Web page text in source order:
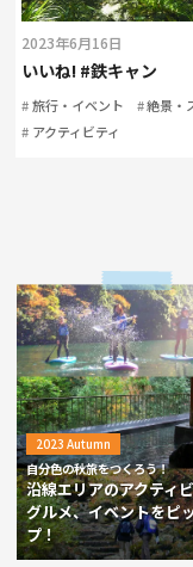
2023年6月16日
いいね! #鉄キャン
旅行・イベント
絶景・
アクティビティ
2023 Autumn
自分色の秋旅をつくろう！
沿線エリアのアクティ
グルメ、イベントをピ
プ！